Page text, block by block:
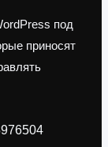
под
приносят